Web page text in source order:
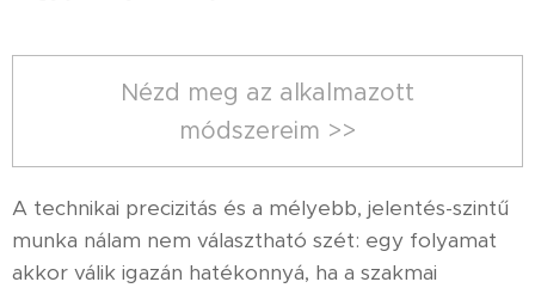
Nézd meg az alkalmazott
módszereim >>
A technikai precizitás és a mélyebb, jelentés-szintű
munka nálam nem választható szét: egy folyamat
akkor válik igazán hatékonnyá, ha a szakmai